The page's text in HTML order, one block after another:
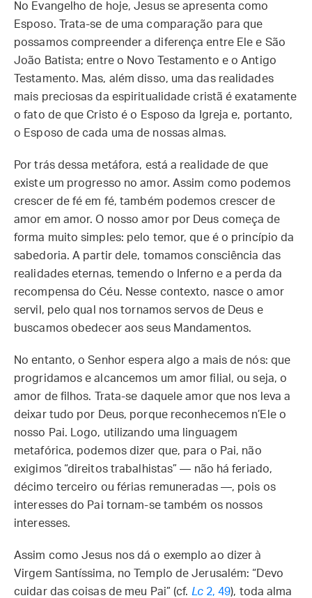
No Evangelho de hoje, Jesus se apresenta como
Esposo. Trata-se de uma comparação para que
possamos compreender a diferença entre Ele e São
João Batista; entre o Novo Testamento e o Antigo
Testamento. Mas, além disso, uma das realidades
mais preciosas da espiritualidade cristã é exatamente
o fato de que Cristo é o Esposo da Igreja e, portanto,
o Esposo de cada uma de nossas almas.
Por trás dessa metáfora, está a realidade de que
existe um progresso no amor. Assim como podemos
crescer de fé em fé, também podemos crescer de
amor em amor. O nosso amor por Deus começa de
forma muito simples: pelo temor, que é o princípio da
sabedoria. A partir dele, tomamos consciência das
realidades eternas, temendo o Inferno e a perda da
recompensa do Céu. Nesse contexto, nasce o amor
servil, pelo qual nos tornamos servos de Deus e
buscamos obedecer aos seus Mandamentos.
No entanto, o Senhor espera algo a mais de nós: que
progridamos e alcancemos um amor filial, ou seja, o
amor de filhos. Trata-se daquele amor que nos leva a
deixar tudo por Deus, porque reconhecemos n’Ele o
nosso Pai. Logo, utilizando uma linguagem
metafórica, podemos dizer que, para o Pai, não
exigimos “direitos trabalhistas” — não há feriado,
décimo terceiro ou férias remuneradas —, pois os
interesses do Pai tornam-se também os nossos
interesses.
Assim como Jesus nos dá o exemplo ao dizer à
Virgem Santíssima, no Templo de Jerusalém: “Devo
cuidar das coisas de meu Pai” (cf. Lc2, 49), toda alma